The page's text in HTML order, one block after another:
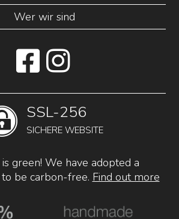
Wer wir sind
SSL-256
SICHERE WEBSITE
green! We have adopted a
be carbon-free. Find out more